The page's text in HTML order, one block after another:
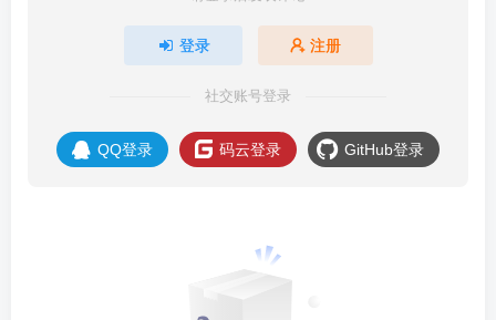
登录 注册
社交账号登录
QQ登录 码云登录 GitHub登录